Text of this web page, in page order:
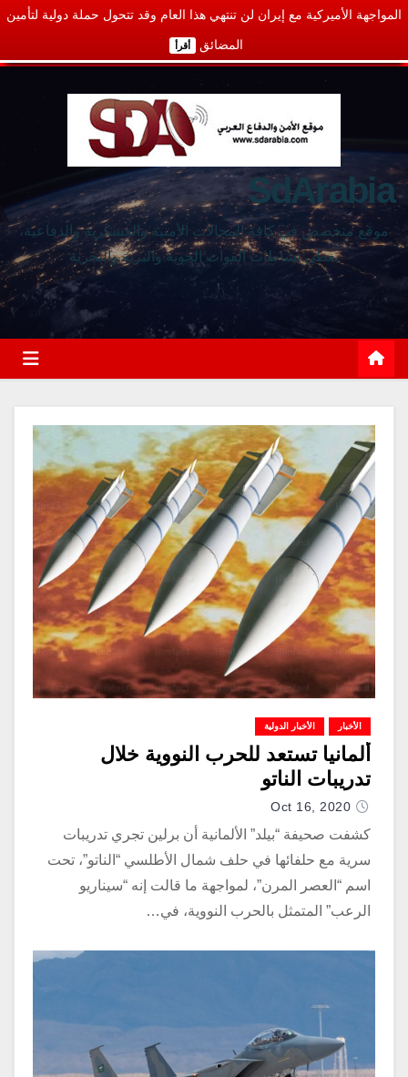
المواجهة الأميركية مع إيران لن تنتهي هذا العام وقد تتحول حملة دولية لتأمين
المضائق أقرأ
SdArabia
موقع متخصص في كافة المجالات الأمنية والعسكرية والدفاعية،
يغطي نشاطات القوات الجوية والبرية والبحرية
الأخبار الأخبار الدولية
ألمانيا تستعد للحرب النووية خلال
تدريبات الناتو
Oct 16, 2020
كشفت صحيفة “بيلد” الألمانية أن برلين تجري تدريبات
سرية مع حلفائها في حلف شمال الأطلسي “الناتو”، تحت
اسم “العصر المرن”، لمواجهة ما قالت إنه “سيناريو
الرعب” المتمثل بالحرب النووية، في…